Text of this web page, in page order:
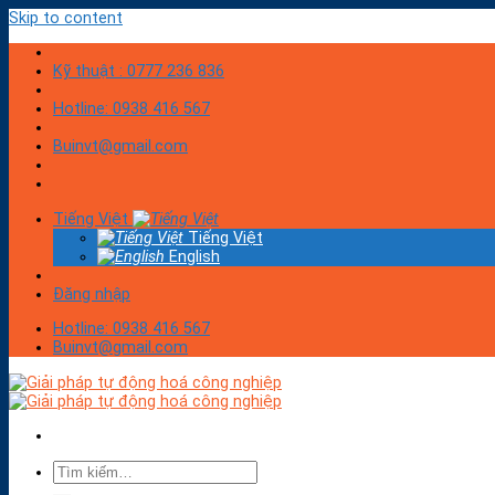
Skip to content
Kỹ thuật : 0777 236 836
Hotline: 0938 416 567
Buinvt@gmail.com
Tiếng Việt
Tiếng Việt
English
Đăng nhập
Hotline: 0938 416 567
Buinvt@gmail.com